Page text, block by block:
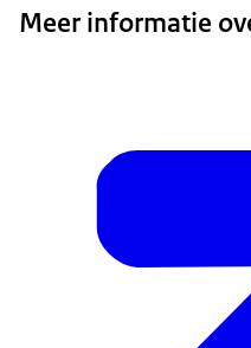
Meer informatie